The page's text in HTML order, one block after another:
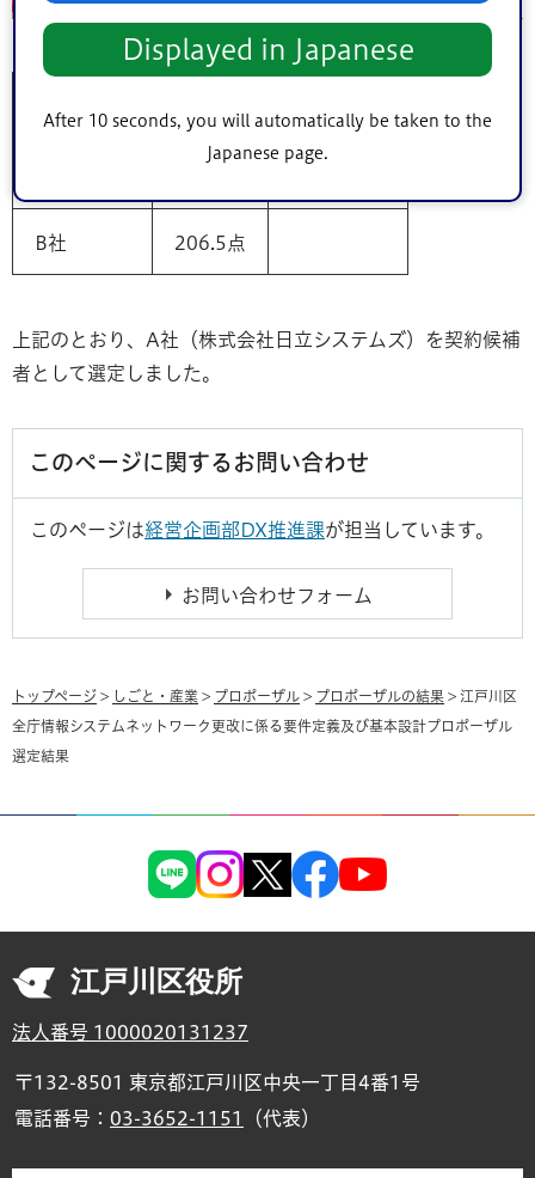
Displayed in Japanese
After 10 seconds, you will automatically be taken to the
Japanese page.
応募事業者 総合点 結果
B社 206.5点
上記のとおり、A社（株式会社日立システムズ）を契約候補
者として選定しました。
このページに関するお問い合わせ
このページは経営企画部DX推進課が担当しています。
トップページ > しごと・産業 > プロポーザル > プロポーザルの結果 > 江戸川区
全庁情報システムネットワーク更改に係る要件定義及び基本設計プロポーザル
選定結果
江戸川区役所
法人番号 1000020131237
〒132-8501 東京都江戸川区中央一丁目4番1号
電話番号： 03-3652-1151 （代表）